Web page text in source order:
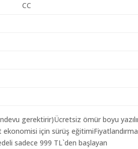
CC
gerektirir)Ücretsiz ömür boyu
ekonomisi için sürüş
sadece 999 TL`den başlayan